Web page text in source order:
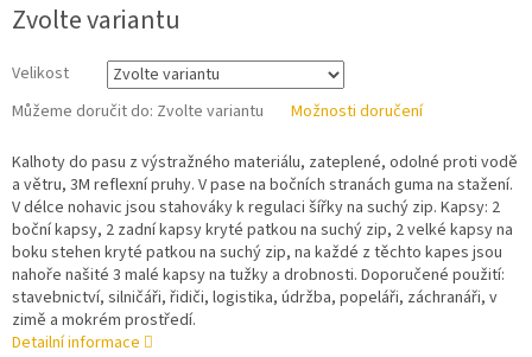
Zvolte variantu
Velikost
Můžeme doručit do: Zvolte variantu Možnosti doručení
Kalhoty do pasu z výstražného materiálu, zateplené, odolné proti vodě
a větru, 3M reflexní pruhy. V pase na bočních stranách guma na stažení.
V délce nohavic jsou stahováky k regulaci šířky na suchý zip. Kapsy: 2
boční kapsy, 2 zadní kapsy kryté patkou na suchý zip, 2 velké kapsy na
boku stehen kryté patkou na suchý zip, na každé z těchto kapes jsou
nahoře našité 3 malé kapsy na tužky a drobnosti. Doporučené použití:
stavebnictví, silničáři, řidiči, logistika, údržba, popeláři, záchranáři, v
zimě a mokrém prostředí.
Detailní informace